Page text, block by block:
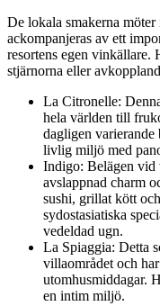
De lokala smakerna
ackompanjeras av ett
resortens egen vinkällare.
stjärnorna eller
La Citronelle:
hela världen till
dagligen
livlig miljö med
Indigo: Belägen vid
avslappnad charm
sushi, grillat kött
sydostasiatiska
vedeldad ugn.
La Spiaggia: Detta
villaområdet och
utomhusmiddagar.
en intim miljö.